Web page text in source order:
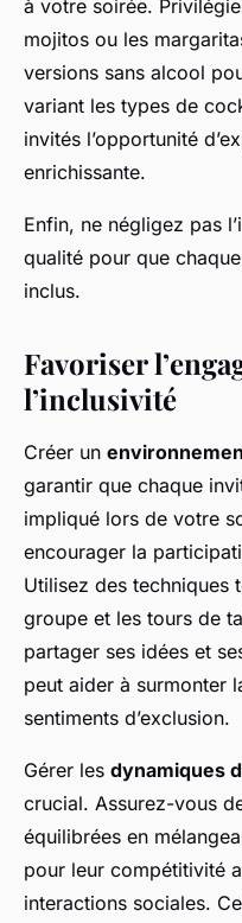
à votre soirée.
mojitos ou les
versions sans alcool
variant les types de
invités l’opportunité
enrichissante.
Enfin, ne négligez pas
qualité pour que
inclus.
Favoriser
l’inclusivité
Créer un
garantir que chaque
impliqué lors de votre
encourager la
Utilisez des techniques
groupe et les tours de
partager ses idées et
peut aider à surmonter
sentiments d’exclusion.
Gérer les dynamiques
crucial. Assurez-vous
équilibrées en
pour leur compétitivité
interactions sociales.